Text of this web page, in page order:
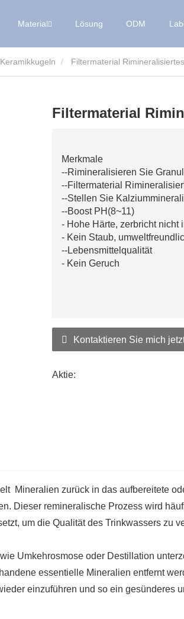
Material Lösung ODM
Filtermaterial
Filtermaterial
Merkmale
--Rimineralisieren Sie
--Filtermaterial
--Stellen Sie
--Boost PH(8~11)
- Hohe Härte, zerbricht nicht
- Kein Staub,
--Lebensmittelqualität
- Kein Geruch
Kontaktieren Sie mich
Aktie:
Mineralien zurück in das aufbereitete
Dieser remineralische Prozess wird
um die Qualität des Trinkwassers zu
Umkehrosmose oder Destillation
essentielle Mineralien entfernt
einzuführen und so ein gesünderes